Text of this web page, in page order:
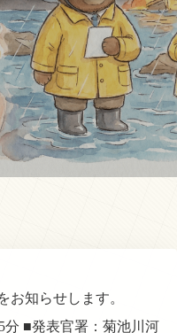
お知らせします。
分 ■発表官署：菊池川河